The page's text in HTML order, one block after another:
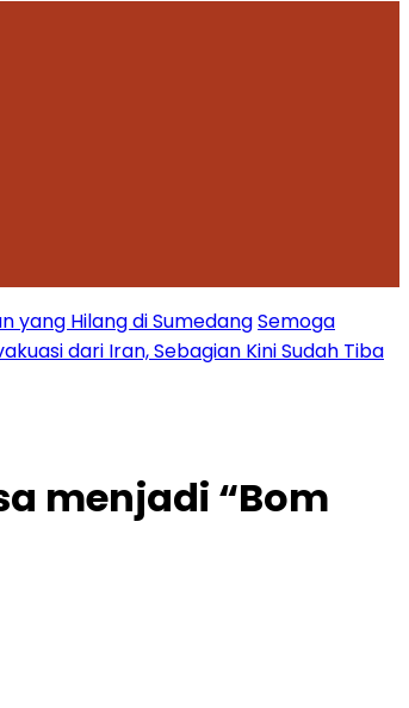
yang Hilang di SumedangSemoga
dari Iran, Sebagian Kini Sudah Tiba
menjadi “Bom